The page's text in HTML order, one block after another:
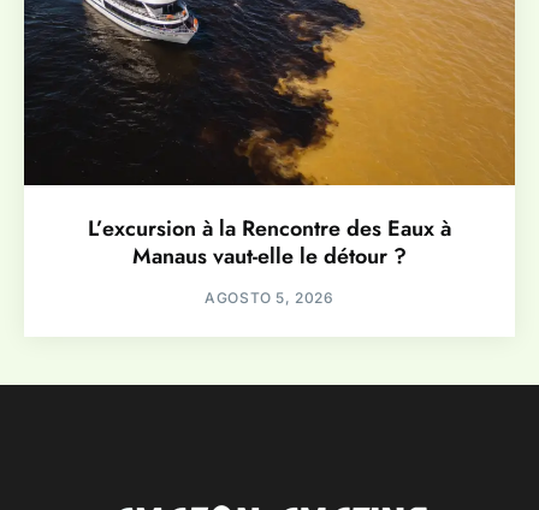
L’excursion à la Rencontre des Eaux à
Manaus vaut-elle le détour ?
AGOSTO 5, 2026